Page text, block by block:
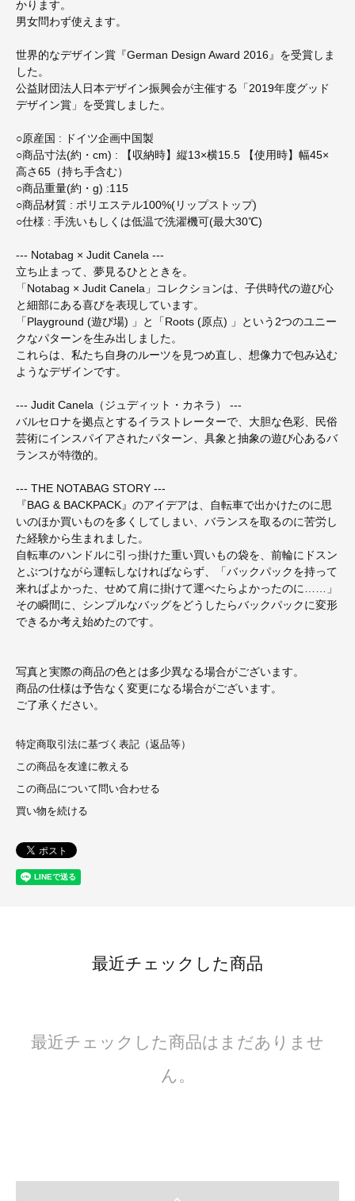
かります。
男女問わず使えます。
世界的なデザイン賞『German Design Award 2016』を受賞しま
した。
公益財団法人日本デザイン振興会が主催する「2019年度グッド
デザイン賞」を受賞しました。
○原産国 : ドイツ企画中国製
○商品寸法(約・cm) : 【収納時】縦13×横15.5 【使用時】幅45×
高さ65（持ち手含む）
○商品重量(約・g) :115
○商品材質 : ポリエステル100%(リップストップ)
○仕様 : 手洗いもしくは低温で洗濯機可(最大30℃)
--- Notabag × Judit Canela ---
立ち止まって、夢見るひとときを。
「Notabag × Judit Canela」コレクションは、子供時代の遊び心
と細部にある喜びを表現しています。
「Playground (遊び場) 」と「Roots (原点) 」という2つのユニー
クなパターンを生み出しました。
これらは、私たち自身のルーツを見つめ直し、想像力で包み込む
ようなデザインです。
--- Judit Canela（ジュディット・カネラ） ---
バルセロナを拠点とするイラストレーターで、大胆な色彩、民俗
芸術にインスパイアされたパターン、具象と抽象の遊び心あるバ
ランスが特徴的。
--- THE NOTABAG STORY ---
『BAG & BACKPACK』のアイデアは、自転車で出かけたのに思
いのほか買いものを多くしてしまい、バランスを取るのに苦労し
た経験から生まれました。
自転車のハンドルに引っ掛けた重い買いもの袋を、前輪にドスン
とぶつけながら運転しなければならず、「バックパックを持って
来ればよかった、せめて肩に掛けて運べたらよかったのに……」
その瞬間に、シンプルなバッグをどうしたらバックパックに変形
できるか考え始めたのです。
写真と実際の商品の色とは多少異なる場合がございます。
商品の仕様は予告なく変更になる場合がございます。
ご了承ください。
特定商取引法に基づく表記（返品等）
この商品を友達に教える
この商品について問い合わせる
買い物を続ける
最近チェックした商品
最近チェックした商品はまだありませ
ん。